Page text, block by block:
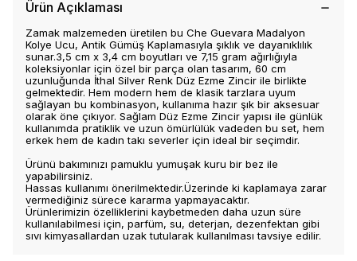
Ürün Açıklaması
Zamak malzemeden üretilen bu Che Guevara Madalyon
Kolye Ucu, Antik Gümüş Kaplamasıyla şıklık ve dayanıklılık
sunar.3,5 cm x 3,4 cm boyutları ve 7,15 gram ağırlığıyla
koleksiyonlar için özel bir parça olan tasarım, 60 cm
uzunluğunda İthal Silver Renk Düz Ezme Zincir ile birlikte
gelmektedir. Hem modern hem de klasik tarzlara uyum
sağlayan bu kombinasyon, kullanıma hazır şık bir aksesuar
olarak öne çıkıyor. Sağlam Düz Ezme Zincir yapısı ile günlük
kullanımda pratiklik ve uzun ömürlülük vadeden bu set, hem
erkek hem de kadın takı severler için ideal bir seçimdir.
Ürünü bakımınızı pamuklu yumuşak kuru bir bez ile
yapabilirsiniz.
Hassas kullanımı önerilmektedir.Üzerinde ki kaplamaya zarar
vermediğiniz sürece kararma yapmayacaktır.
Ürünlerimizin özelliklerini kaybetmeden daha uzun süre
kullanılabilmesi için, parfüm, su, deterjan, dezenfektan gibi
sıvı kimyasallardan uzak tutularak kullanılması tavsiye edilir.